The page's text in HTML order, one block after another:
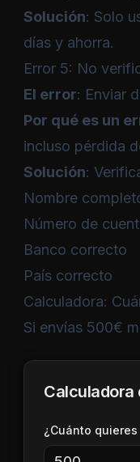
Solución: Solo
días y ahorra.
Error 5: No
El error: Enviar
Por qué es un
incluso pérdida
Solución:
Nombre
Número de
Banco correcto
País correcto
Calculadora:
Si envías 500€
Calculadora
¿Cuánto quieres